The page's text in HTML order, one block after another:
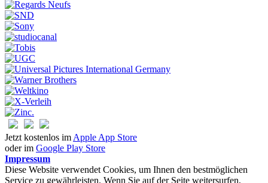
Jetzt kostenlos im Apple App Store
oder im Google Play Store
Impressum
Diese Website verwendet Cookies, um Ihnen den bestmöglichen
Service zu gewährleisten. Wenn Sie auf der Seite weitersurfen,